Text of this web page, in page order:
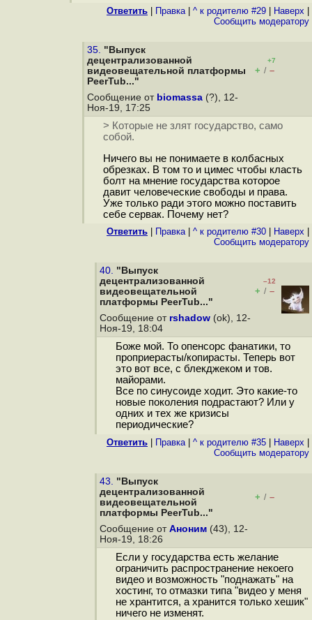
Ответить Правка| ^ к родителю #29 Наверх
Cообщить модератору
35. "Выпуск
децентрализованной
видеовещательной платформы
PeerTub..."
+7
+ / –
Сообщение от biomassa (?), 12-
Ноя-19, 17:25
> Которые не злят государство, само
собой.
Ничего вы не понимаете в колбасных
обрезках. В том то и цимес чтобы класть
болт на мнение государства которое
давит человеческие свободы и права.
Уже только ради этого можно поставить
себе сервак. Почему нет?
Ответить Правка| ^ к родителю #30 Наверх
Cообщить модератору
40. "Выпуск
децентрализованной
видеовещательной
платформы PeerTub..."
–12
+ / –
Сообщение от rshadow (ok), 12-
Ноя-19, 18:04
Боже мой. То опенсорс фанатики, то
проприерасты/копирасты. Теперь вот
это вот все, с блекджеком и тов.
майорами.
Все по синусоиде ходит. Это какие-то
новые поколения подрастают? Или у
одних и тех же кризисы
периодические?
Ответить Правка| ^ к родителю #35 Наверх
Cообщить модератору
43. "Выпуск
децентрализованной
видеовещательной
платформы PeerTub..."
+ / –
Сообщение от Аноним (43), 12-
Ноя-19, 18:26
Если у государства есть желание
ограничить распространение некоего
видео и возможность "поднажать" на
хостинг, то отмазки типа "видео у меня
не хрантится, а хранится только хешик"
ничего не изменят.